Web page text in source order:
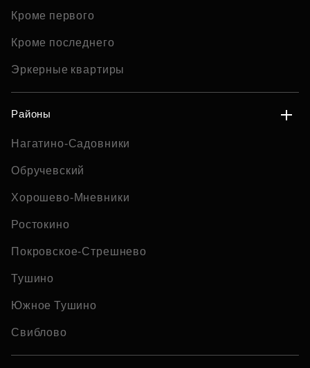
Кроме первого
Кроме последнего
Эркерные квартиры
Районы
Нагатино-Садовники
Обручевский
Хорошево-Мневники
Ростокино
Покровское-Стрешнево
Тушино
Южное Тушино
Свиблово